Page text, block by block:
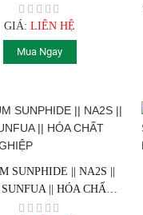
GIÁ:LIÊN HỆ
Mua Ngay
SUNPHIDE || NA2S ||
|| HÓA CHẤT
CÔNG NGHIỆP